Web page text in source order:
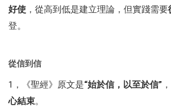
好使 ，從高到低是建立理論，但實踐需要
登。
從信到信
1，《聖經》原文是“始於信，以至於信”
心結束。